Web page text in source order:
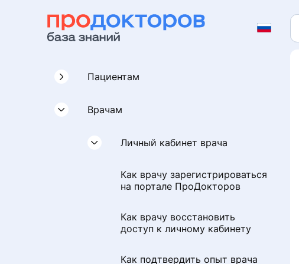
Пациентам
Отзывы
Как оставить отзыв на портале
Рекомендации по написанию
отзывов
Как правильно написать отзыв
с юридической точки зрения
Запись на приём
Как выбрать доктора на
портале ПроДокторов
Как записаться на онлайн-
консультацию
Как записаться к врачу по
Личный кабинет и МедТочка
Врачам
Личный кабинет врача
Как врачу зарегистрироваться
на портале ПроДокторов
Как врачу восстановить
доступ к личному кабинету
Как подтвердить опыт врача